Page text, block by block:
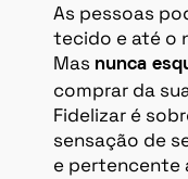
As pessoas
tecido e até o
Mas nunca
comprar da
Fidelizar é
sensação de
e pertencente